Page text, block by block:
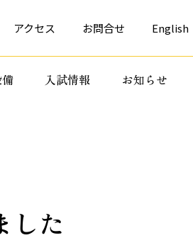
アクセス お問合せ English
入試情報 お知らせ
した